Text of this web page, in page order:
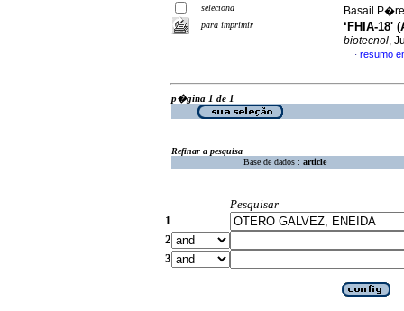
seleciona
para imprimir
Basail
‘FHIA-18'
biotecnol,
· resumo
p�gina 1 de 1
Refinar a pesquisa
Base de dados : article
Pesquisar
1
2
3